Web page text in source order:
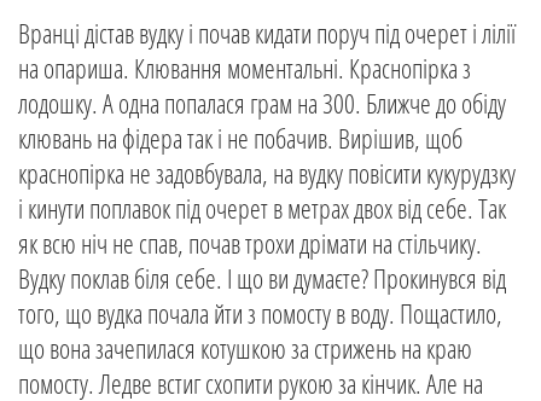
Вранці дістав вудку і почав кидати поруч під очерет і лілії
на опариша. Клювання моментальні. Краснопірка з
лодошку. А одна попалася грам на 300. Ближче до обіду
клювань на фідера так і не побачив. Вирішив, щоб
краснопірка не задовбувала, на вудку повісити кукурудзку
і кинути поплавок під очерет в метрах двох від себе. Так
як всю ніч не спав, почав трохи дрімати на стільчику.
Вудку поклав біля себе. І що ви думаєте? Прокинувся від
того, що вудка почала йти з помосту в воду. Пощастило,
що вона зачепилася котушкою за стрижень на краю
помосту. Ледве встиг схопити рукою за кінчик. Але на